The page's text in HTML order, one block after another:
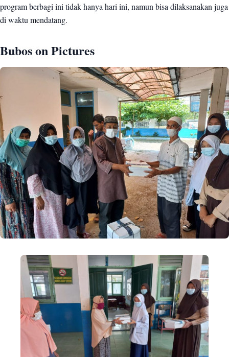
program berbagi ini tidak hanya hari ini, namun bisa dilaksanakan juga
di waktu mendatang.
Bubos on Pictures